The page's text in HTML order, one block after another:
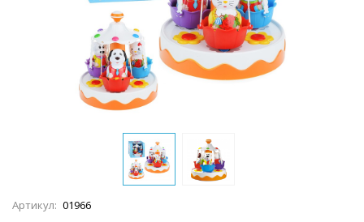
Артикул: 01966